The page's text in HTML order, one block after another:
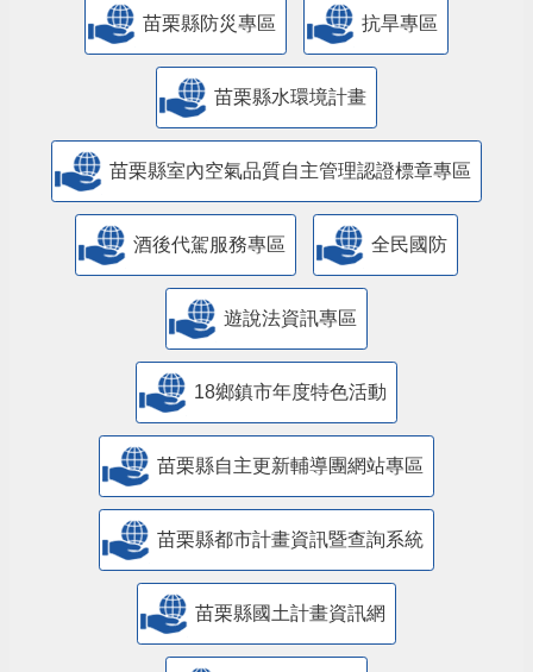
苗栗縣防災專區 抗旱專區
苗栗縣水環境計畫
苗栗縣室內空氣品質自主管理認證標章專區
酒後代駕服務專區 全民國防
遊說法資訊專區
18鄉鎮市年度特色活動
苗栗縣自主更新輔導團網站專區
苗栗縣都市計畫資訊暨查詢系統
苗栗縣國土計畫資訊網